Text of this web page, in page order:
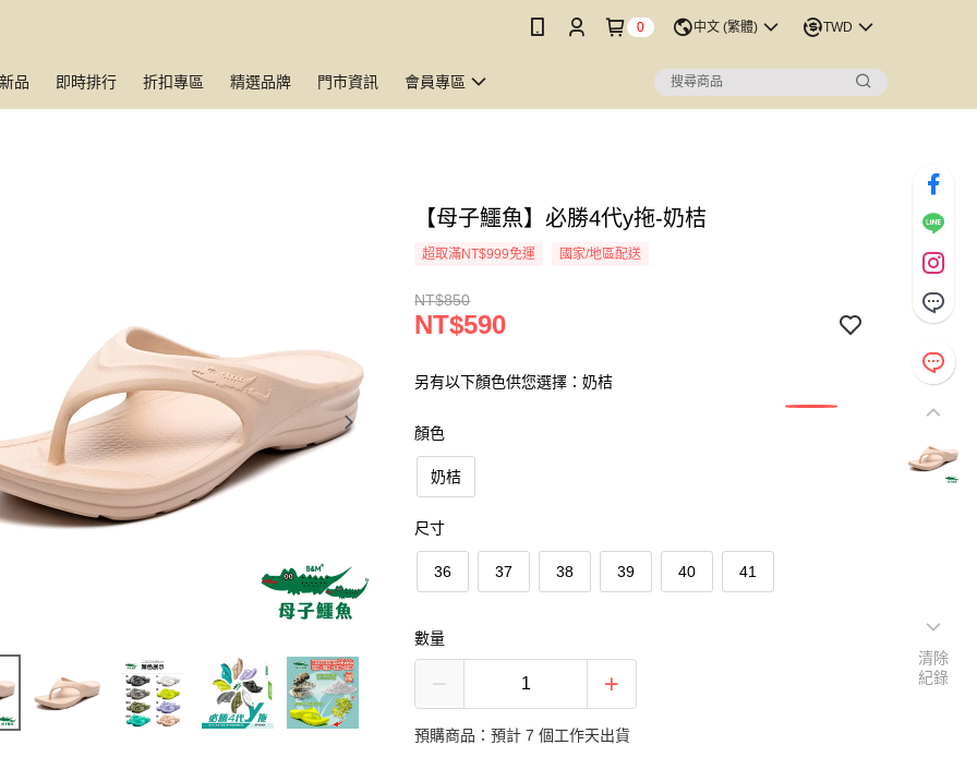
0 中文 (繁體) TWD
品 即時排行 折扣專區 精選品牌 門市資訊 會員專區
【母子鱷魚】必勝4代y拖-奶桔
超取滿NT$999免運 國家/地區配送
NT$850
NT$590
另有以下顏色供您選擇：奶桔
顏色
奶桔
尺寸
36 37 38 39 40 41
數量
預購商品：預計 7 個工作天出貨
清除
紀錄